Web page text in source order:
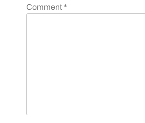
Comment *